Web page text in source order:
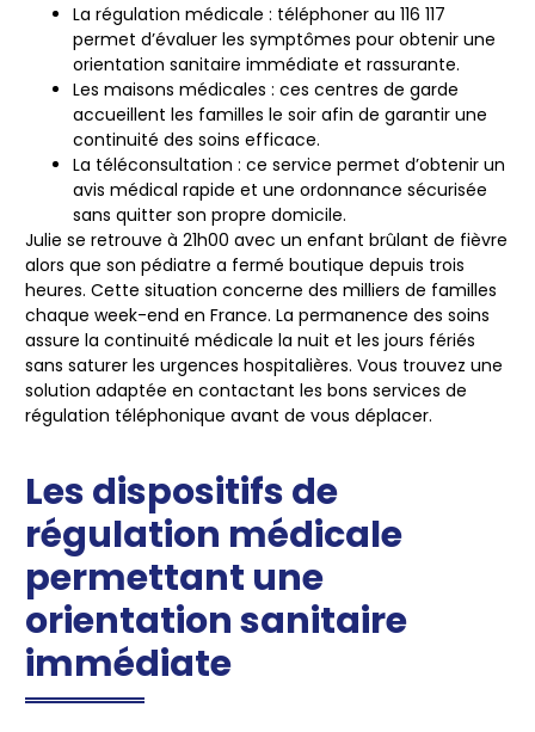
La régulation médicale : téléphoner au 116 117
permet d’évaluer les symptômes pour obtenir une
orientation sanitaire immédiate et rassurante.
Les maisons médicales : ces centres de garde
accueillent les familles le soir afin de garantir une
continuité des soins efficace.
La téléconsultation : ce service permet d’obtenir un
avis médical rapide et une ordonnance sécurisée
sans quitter son propre domicile.
Julie se retrouve à 21h00 avec un enfant brûlant de fièvre
alors que son pédiatre a fermé boutique depuis trois
heures. Cette situation concerne des milliers de familles
chaque week-end en France. La permanence des soins
assure la continuité médicale la nuit et les jours fériés
sans saturer les urgences hospitalières. Vous trouvez une
solution adaptée en contactant les bons services de
régulation téléphonique avant de vous déplacer.
Les dispositifs de
régulation médicale
permettant une
orientation sanitaire
immédiate